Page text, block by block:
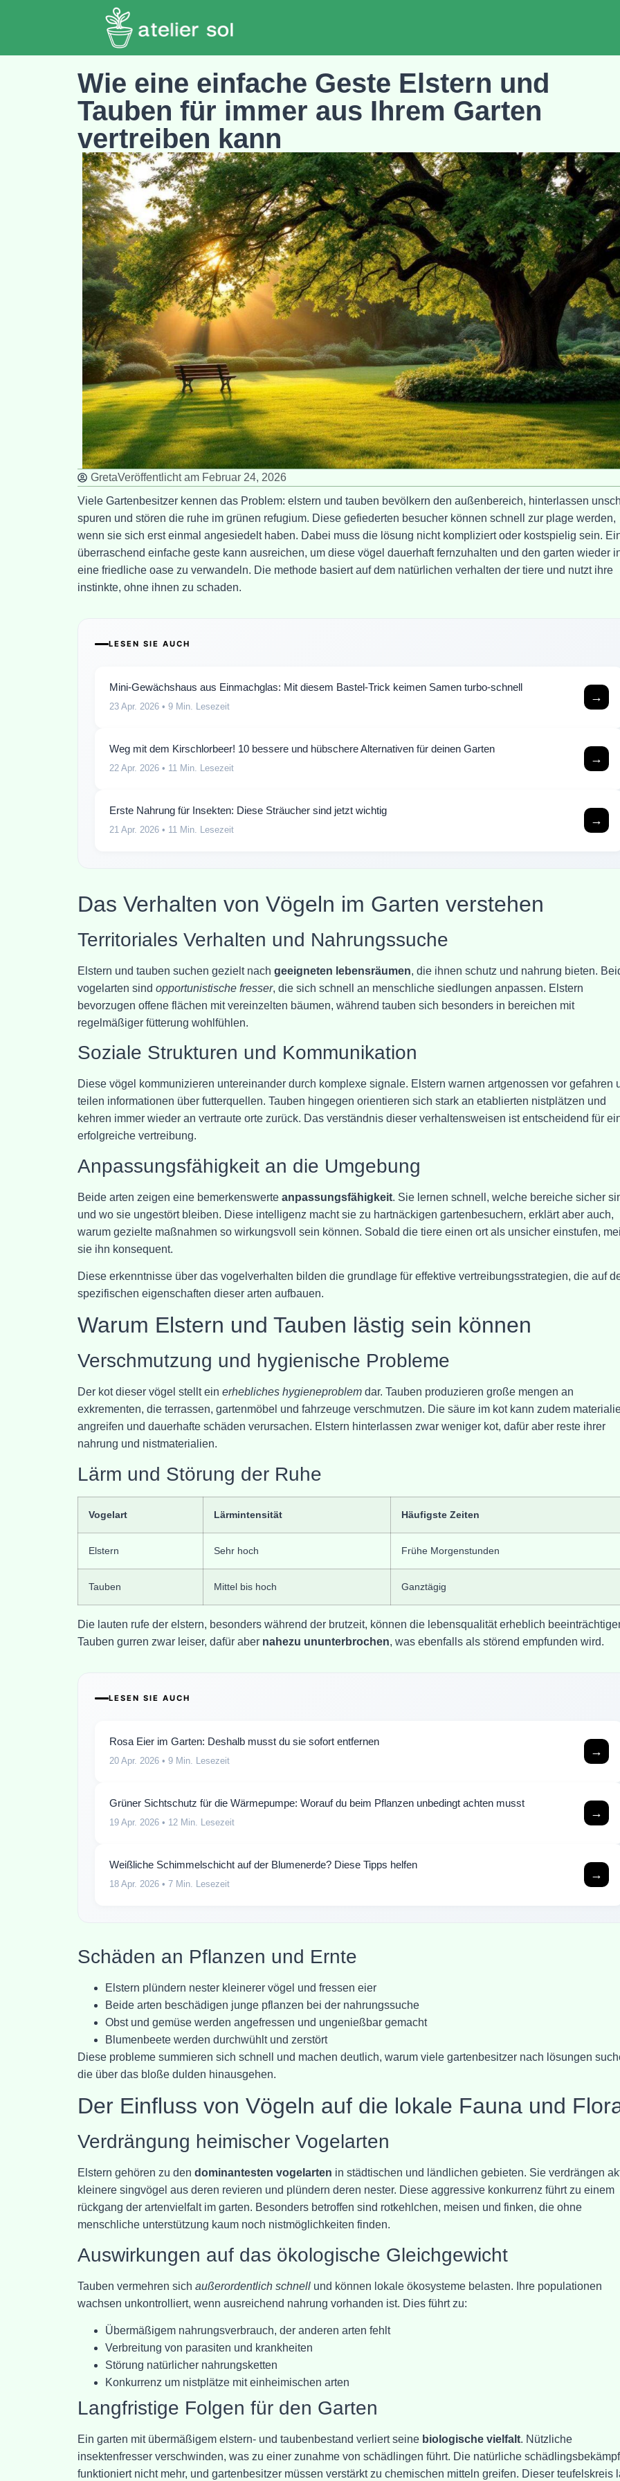
Wie eine einfache Geste Elstern und
Tauben für immer aus Ihrem Garten
vertreiben kann
GretaVeröffentlicht am Februar 24, 2026
Viele Gartenbesitzer kennen das Problem: elstern und tauben bevölkern den außenbereich, hinterlassen
spuren und stören die ruhe im grünen refugium. Diese gefiederten besucher können schnell zur plage werden,
wenn sie sich erst einmal angesiedelt haben. Dabei muss die lösung nicht kompliziert oder kostspielig sein.
überraschend einfache geste kann ausreichen, um diese vögel dauerhaft fernzuhalten und den garten wieder
eine friedliche oase zu verwandeln. Die methode basiert auf dem natürlichen verhalten der tiere und nutzt ihre
instinkte, ohne ihnen zu schaden.
LESEN SIE AUCH
Mini-Gewächshaus aus Einmachglas: Mit diesem Bastel-Trick keimen Samen turbo-schnell
23 Apr. 2026 • 9 Min. Lesezeit
→
Weg mit dem Kirschlorbeer! 10 bessere und hübschere Alternativen für deinen Garten
22 Apr. 2026 • 11 Min. Lesezeit
→
Erste Nahrung für Insekten: Diese Sträucher sind jetzt wichtig
21 Apr. 2026 • 11 Min. Lesezeit
→
Das Verhalten von Vögeln im Garten verstehen
Territoriales Verhalten und Nahrungssuche
Elstern und tauben suchen gezielt nach geeigneten lebensräumen, die ihnen schutz und nahrung bieten.
vogelarten sind opportunistische fresser, die sich schnell an menschliche siedlungen anpassen. Elstern
bevorzugen offene flächen mit vereinzelten bäumen, während tauben sich besonders in bereichen mit
regelmäßiger fütterung wohlfühlen.
Soziale Strukturen und Kommunikation
Diese vögel kommunizieren untereinander durch komplexe signale. Elstern warnen artgenossen vor gefahren
teilen informationen über futterquellen. Tauben hingegen orientieren sich stark an etablierten nistplätzen und
kehren immer wieder an vertraute orte zurück. Das verständnis dieser verhaltensweisen ist entscheidend für
erfolgreiche vertreibung.
Anpassungsfähigkeit an die Umgebung
Beide arten zeigen eine bemerkenswerte anpassungsfähigkeit. Sie lernen schnell, welche bereiche sicher
und wo sie ungestört bleiben. Diese intelligenz macht sie zu hartnäckigen gartenbesuchern, erklärt aber auch,
warum gezielte maßnahmen so wirkungsvoll sein können. Sobald die tiere einen ort als unsicher einstufen,
sie ihn konsequent.
Diese erkenntnisse über das vogelverhalten bilden die grundlage für effektive vertreibungsstrategien, die auf
spezifischen eigenschaften dieser arten aufbauen.
Warum Elstern und Tauben lästig sein können
Verschmutzung und hygienische Probleme
Der kot dieser vögel stellt ein erhebliches hygieneproblem dar. Tauben produzieren große mengen an
exkrementen, die terrassen, gartenmöbel und fahrzeuge verschmutzen. Die säure im kot kann zudem
angreifen und dauerhafte schäden verursachen. Elstern hinterlassen zwar weniger kot, dafür aber reste ihrer
nahrung und nistmaterialien.
Lärm und Störung der Ruhe
Vogelart Lärmintensität Häufigste Zeiten
Elstern Sehr hoch Frühe Morgenstunden
Tauben Mittel bis hoch Ganztägig
Die lauten rufe der elstern, besonders während der brutzeit, können die lebensqualität erheblich
Tauben gurren zwar leiser, dafür aber nahezu ununterbrochen, was ebenfalls als störend empfunden wird.
LESEN SIE AUCH
Rosa Eier im Garten: Deshalb musst du sie sofort entfernen
20 Apr. 2026 • 9 Min. Lesezeit
→
Grüner Sichtschutz für die Wärmepumpe: Worauf du beim Pflanzen unbedingt achten musst
19 Apr. 2026 • 12 Min. Lesezeit
→
Weißliche Schimmelschicht auf der Blumenerde? Diese Tipps helfen
18 Apr. 2026 • 7 Min. Lesezeit
→
Schäden an Pflanzen und Ernte
Elstern plündern nester kleinerer vögel und fressen eier
Beide arten beschädigen junge pflanzen bei der nahrungssuche
Obst und gemüse werden angefressen und ungenießbar gemacht
Blumenbeete werden durchwühlt und zerstört
Diese probleme summieren sich schnell und machen deutlich, warum viele gartenbesitzer nach lösungen
die über das bloße dulden hinausgehen.
Der Einfluss von Vögeln auf die lokale Fauna und
Verdrängung heimischer Vogelarten
Elstern gehören zu den dominantesten vogelarten in städtischen und ländlichen gebieten. Sie verdrängen
kleinere singvögel aus deren revieren und plündern deren nester. Diese aggressive konkurrenz führt zu einem
rückgang der artenvielfalt im garten. Besonders betroffen sind rotkehlchen, meisen und finken, die ohne
menschliche unterstützung kaum noch nistmöglichkeiten finden.
Auswirkungen auf das ökologische Gleichgewicht
Tauben vermehren sich außerordentlich schnell und können lokale ökosysteme belasten. Ihre populationen
wachsen unkontrolliert, wenn ausreichend nahrung vorhanden ist. Dies führt zu:
Übermäßigem nahrungsverbrauch, der anderen arten fehlt
Verbreitung von parasiten und krankheiten
Störung natürlicher nahrungsketten
Konkurrenz um nistplätze mit einheimischen arten
Langfristige Folgen für den Garten
Ein garten mit übermäßigem elstern- und taubenbestand verliert seine biologische vielfalt. Nützliche
insektenfresser verschwinden, was zu einer zunahme von schädlingen führt. Die natürliche
funktioniert nicht mehr, und gartenbesitzer müssen verstärkt zu chemischen mitteln greifen. Dieser teufelskreis